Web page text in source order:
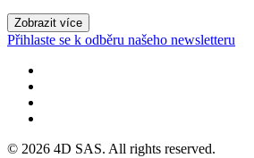
Zobrazit více
Přihlaste se k odběru našeho newsletteru
© 2026 4D SAS. All rights reserved.